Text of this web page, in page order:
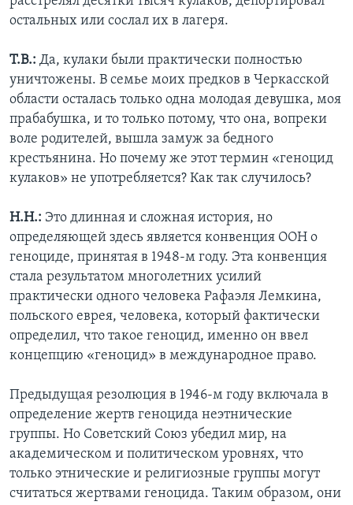
остальных или сослал их в лагеря.
Т.В.: Да, кулаки были практически полностью
уничтожены. В семье моих предков в Черкасской
области осталась только одна молодая девушка, моя
прабабушка, и то только потому, что она, вопреки
воле родителей, вышла замуж за бедного
крестьянина. Но почему же этот термин «геноцид
кулаков» не употребляется? Как так случилось?
Н.Н.: Это длинная и сложная история, но
определяющей здесь является конвенция ООН о
геноциде, принятая в 1948-м году. Эта конвенция
стала результатом многолетних усилий
практически одного человека Рафаэля Лемкина,
польского еврея, человека, который фактически
определил, что такое геноцид, именно он ввел
концепцию «геноцид» в международное право.
Предыдущая резолюция в 1946-м году включала в
определение жертв геноцида неэтнические
группы. Но Советский Союз убедил мир, на
академическом и политическом уровнях, что
только этнические и религиозные группы могут
считаться жертвами геноцида. Таким образом, они